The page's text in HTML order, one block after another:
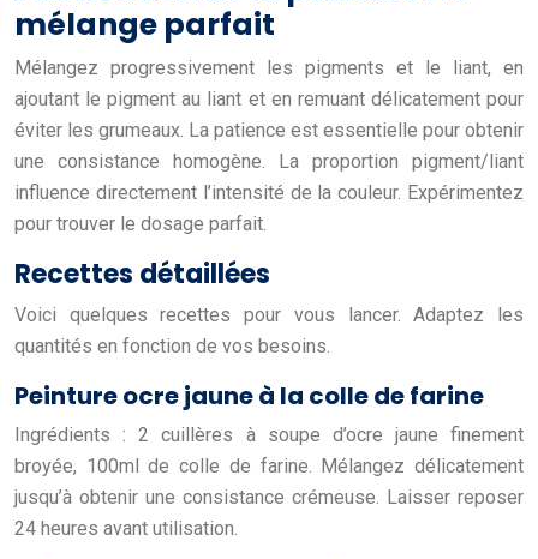
mélange parfait
Mélangez progressivement les pigments et le liant, en
ajoutant le pigment au liant et en remuant délicatement pour
éviter les grumeaux. La patience est essentielle pour obtenir
une consistance homogène. La proportion pigment/liant
influence directement l’intensité de la couleur. Expérimentez
pour trouver le dosage parfait.
Recettes détaillées
Voici quelques recettes pour vous lancer. Adaptez les
quantités en fonction de vos besoins.
Peinture ocre jaune à la colle de farine
Ingrédients : 2 cuillères à soupe d’ocre jaune finement
broyée, 100ml de colle de farine. Mélangez délicatement
jusqu’à obtenir une consistance crémeuse. Laisser reposer
24 heures avant utilisation.